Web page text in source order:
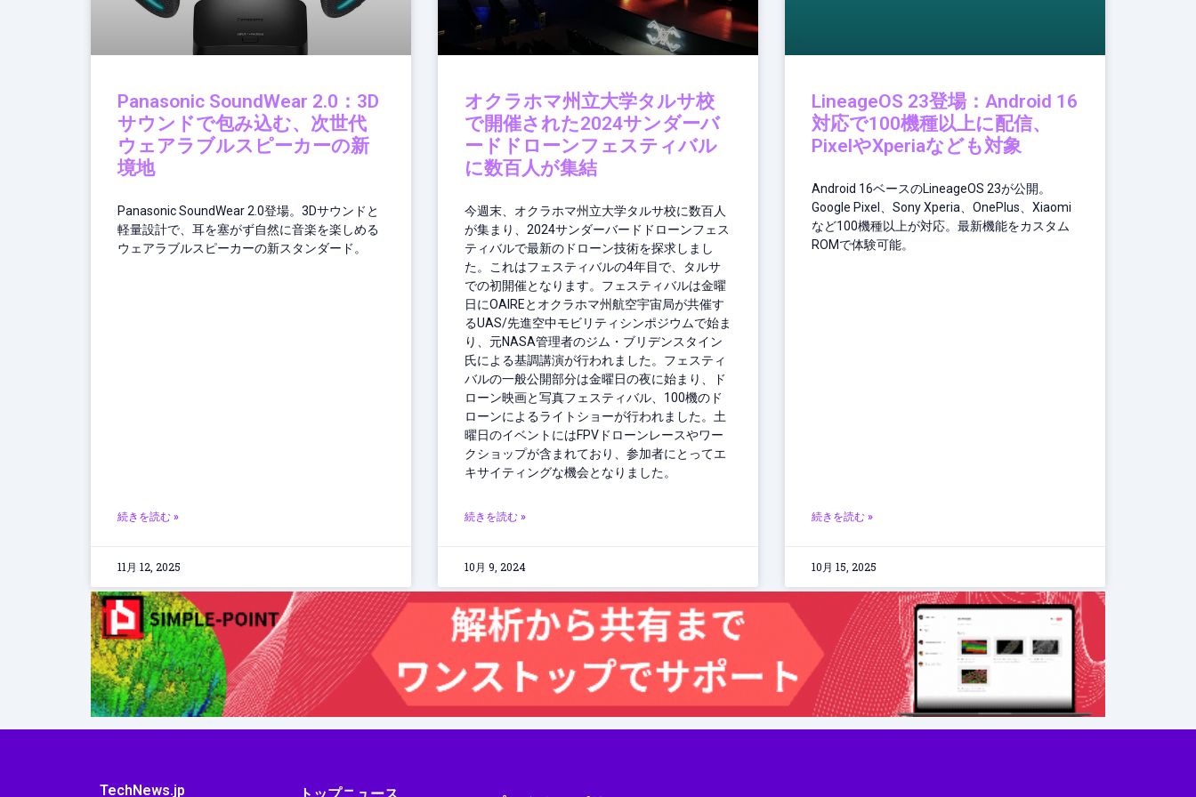
Panasonic SoundWear 2.0：3D
サウンドで包み込む、次世代
ウェアラブルスピーカーの新
境地
Panasonic SoundWear 2.0登場。3Dサウンドと
軽量設計で、耳を塞がず自然に音楽を楽しめる
ウェアラブルスピーカーの新スタンダード。
続きを読む »
11月 12, 2025
オクラホマ州立大学タルサ校
で開催された2024サンダーバ
ードドローンフェスティバル
に数百人が集結
今週末、オクラホマ州立大学タルサ校に数百人
が集まり、2024サンダーバードドローンフェス
ティバルで最新のドローン技術を探求しまし
た。これはフェスティバルの4年目で、タルサ
での初開催となります。フェスティバルは金曜
日にOAIREとオクラホマ州航空宇宙局が共催す
るUAS/先進空中モビリティシンポジウムで始ま
り、元NASA管理者のジム・ブリデンスタイン
氏による基調講演が行われました。フェスティ
バルの一般公開部分は金曜日の夜に始まり、ド
ローン映画と写真フェスティバル、100機のド
ローンによるライトショーが行われました。土
曜日のイベントにはFPVドローンレースやワー
クショップが含まれており、参加者にとってエ
キサイティングな機会となりました。
続きを読む »
10月 9, 2024
LineageOS 23登場：Android 16
対応で100機種以上に配信、
PixelやXperiaなども対象
Android 16ベースのLineageOS 23が公開。
Google Pixel、Sony Xperia、OnePlus、Xiaomi
など100機種以上が対応。最新機能をカスタム
ROMで体験可能。
続きを読む »
10月 15, 2025
TechNews.jp